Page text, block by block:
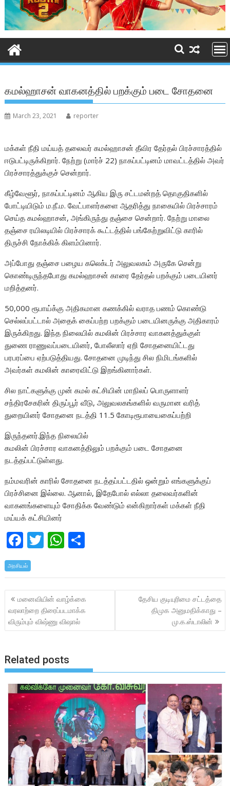
கமல்ஹாசன் வாகனத்தில் பறக்கும் படை சோதனை
March 23, 2021 reporter
மக்கள் நீதி மய்யத் தலைவர் கமல்ஹாசன் தீவிர தேர்தல் பிரச்சாரத்தில்
ஈடுபட்டிருக்கிறார். நேற்று (மார்ச் 22) நாகப்பட்டினம் மாவட்டத்தில் அவர்
பிரச்சாரத்துக்குச் சென்றார்.
கீழ்வேளூர், நாகப்பட்டினம் ஆகிய இரு சட்டமன்றத் தொகுதிகளில்
போட்டியிடும் ம.நீ.ம. வேட்பாளர்களை ஆதரித்து நாகையில் பிரச்சாரம்
செய்த கமல்ஹாசன், அங்கிருந்து தஞ்சை சென்றார். நேற்று மாலை
தஞ்சை ரயிலடியில் பிரச்சாரக் கூட்டத்தில் பங்கேற்றுவிட்டு காரில்
திருச்சி நோக்கிக் கிளம்பினார்.
அப்போது தஞ்சை பழைய கலெக்டர் அலுவலகம் அருகே சென்று
கொண்டிருந்தபோது கமல்ஹாசன் காரை தேர்தல் பறக்கும் படையினர்
மறித்தனர்.
50,000 ரூபாய்க்கு அதிகமான கணக்கில் வராத பணம் கொண்டு
செல்லப்பட்டால் அதைக் கைப்பற்ற பறக்கும் படையினருக்கு அதிகாரம்
இருக்கிறது. இந்த நிலையில் கமலின் பிரச்சார வாகனத்துக்குள்
துணை ராணுவப்படையினர், போலீஸார் ஏறி சோதனையிட்டது
பரபரப்பை ஏற்படுத்தியது. சோதனை முடிந்து சில நிமிடங்களில்
அவர்கள் கமலின் காரைவிட்டு இறங்கினார்கள்.
சில நாட்களுக்கு முன் கமல் கட்சியின் மாநிலப் பொருளாளர்
சந்திரசேகரின் திருப்பூர் வீடு, அலுவலகங்களில் வருமான வரித்
துறையினர் சோதனை நடத்தி 11.5 கோடிரூபாயைகைப்பற்றி
இருந்தனர்.இந்த நிலையில்
கமலின் பிரச்சார வாகனத்திலும் பறக்கும் படை சோதனை
நடத்தப்பட்டுள்ளது.
நம்மவரின் காரில் சோதனை நடத்தப்பட்டதில் ஒன்றும் எங்களுக்குப்
பிரச்சினை இல்லை. ஆனால், இதேபோல் எல்லா தலைவர்களின்
வாகனங்களையும் சோதிக்க வேண்டும் என்கிறார்கள் மக்கள் நீதி
மய்யக் கட்சியினர்
F
ac
e
b
o
o
k
T
itt
er
W
at
s
A
p
p
ar
e
அரசியல்
Post
navigation
மனைவியின் வாழ்க்கை
வரலாற்றை திரைப்படமாக்க
விரும்பும் விஷ்ணு விஷால்
தேசிய குடியுரிமை சட்டத்தை
திமுக அனுமதிக்காது –
மு.க.ஸ்டாலின்
Related posts